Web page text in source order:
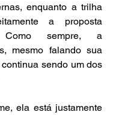
enquanto a trilha
a proposta
sempre, a
mesmo falando sua
sendo um dos
ela está justamente